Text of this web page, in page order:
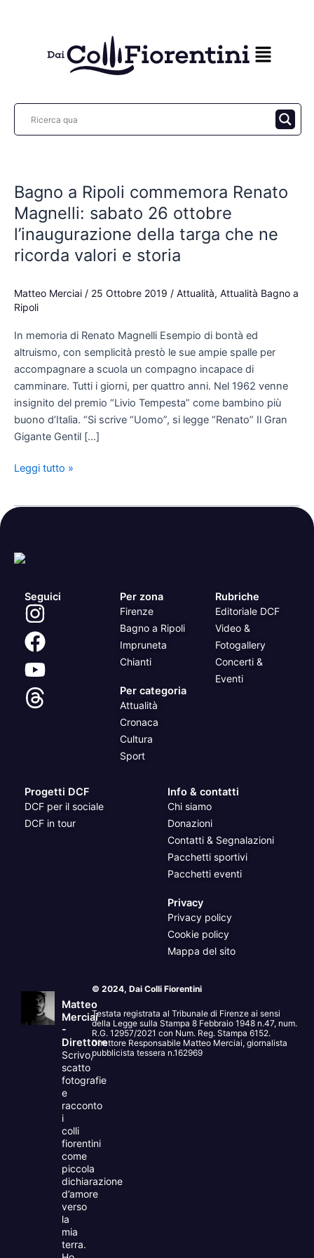
Bagno a Ripoli commemora Renato
Magnelli: sabato 26 ottobre
l’inaugurazione della targa che ne
ricorda valori e storia
Matteo Merciai / 25 Ottobre 2019 / Attualità, Attualità Bagno a
Ripoli
In memoria di Renato Magnelli Esempio di bontà ed
altruismo, con semplicità prestò le sue ampie spalle per
accompagnare a scuola un compagno incapace di
camminare. Tutti i giorni, per quattro anni. Nel 1962 venne
insignito del premio “Livio Tempesta” come bambino più
buono d’Italia. “Si scrive “Uomo”, si legge “Renato” Il Gran
Gigante Gentil […]
Ripoli
commemora
Renato
Magnelli:
sabato
ottobre
l’inaugurazione
targa
che
ne
ricorda
valori
e
storia
Leggi tutto »
Seguici Per zona
Firenze
Bagno a Ripoli
Impruneta
Chianti
Per categoria
Attualità
Cronaca
Cultura
Sport
Rubriche
Editoriale DCF
Video &
Fotogallery
Concerti &
Eventi
Progetti DCF
DCF per il sociale
DCF in tour
Info & contatti
Chi siamo
Donazioni
Contatti & Segnalazioni
Pacchetti sportivi
Pacchetti eventi
Privacy
Privacy policy
Cookie policy
Mappa del sito
Matteo
Merciai
-
Direttore
Scrivo,
scatto
fotografie
e
racconto
i
colli
fiorentini
come
piccola
dichiarazione
d’amore
verso
la
mia
terra.
© 2024, Dai Colli Fiorentini
Testata registrata al Tribunale di Firenze ai sensi
della Legge sulla Stampa 8 Febbraio 1948 n.47, num.
R.G. 12957/2021 con Num. Reg. Stampa 6152.
Direttore Responsabile Matteo Merciai, giornalista
pubblicista tessera n.162969